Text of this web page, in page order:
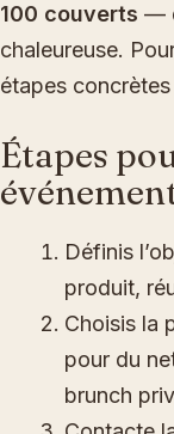
100 couverts —
chaleureuse.
étapes
Étapes
Définis
produit,
Choisis la
pour du
brunch